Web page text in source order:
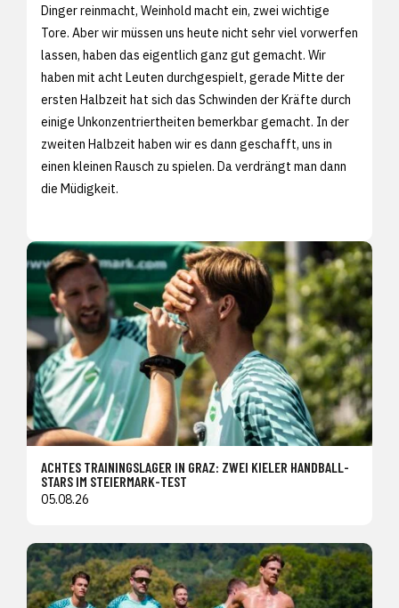
Dinger reinmacht, Weinhold macht ein, zwei wichtige
Tore. Aber wir müssen uns heute nicht sehr viel vorwerfen
lassen, haben das eigentlich ganz gut gemacht. Wir
haben mit acht Leuten durchgespielt, gerade Mitte der
ersten Halbzeit hat sich das Schwinden der Kräfte durch
einige Unkonzentriertheiten bemerkbar gemacht. In der
zweiten Halbzeit haben wir es dann geschafft, uns in
einen kleinen Rausch zu spielen. Da verdrängt man dann
die Müdigkeit.
ACHTES TRAININGSLAGER IN GRAZ: ZWEI KIELER HANDBALL-
STARS IM STEIERMARK-TEST
05.08.26